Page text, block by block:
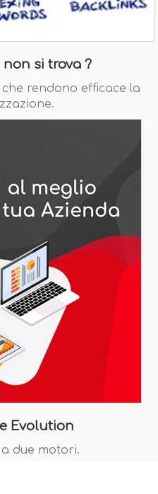
non si trova ?
rendono efficace la
Evolution
a due motori.